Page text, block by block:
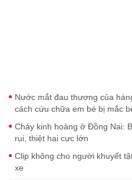
Nước mắt đau thương của
cách cứu chữa em bé bị mắc
Cháy kinh hoàng ở Đồng Nai:
rụi, thiệt hại cực lớn
Clip không cho người khuyết
xe